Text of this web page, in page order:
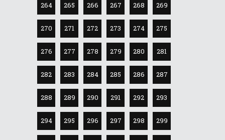
264 265 266 267 268 269
270 271 272 273 274 275
276 277 278 279 280 281
282 283 284 285 286 287
288 289 290 291 292 293
294 295 296 297 298 299